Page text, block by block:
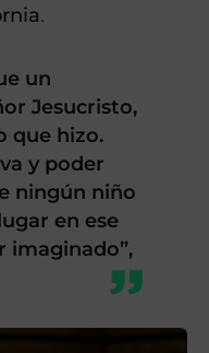
.
un
Jesucristo,
que hizo.
y poder
ningún niño
en ese
imaginado”,